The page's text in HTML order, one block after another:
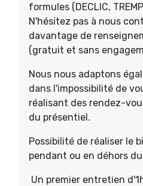
formules (DECLIC,
N'hésitez pas à nous
davantage de
(gratuit et sans
Nous nous adaptons
dans l'impossibilité de
réalisant des rendez-
du présentiel.
Possibilité de réaliser le
pendant ou en déhors
Un premier entretien